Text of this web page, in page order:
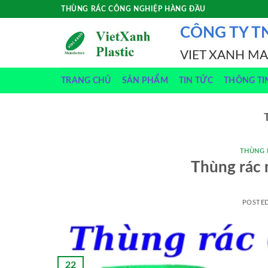
THÙNG RÁC CÔNG NGHIỆP HÀNG ĐẦU
CÔNG TY
VIET XANH
TRANG CHỦ SẢN PHẨM TIN TỨC THÔNG
THÙNG
Thùng rác
22